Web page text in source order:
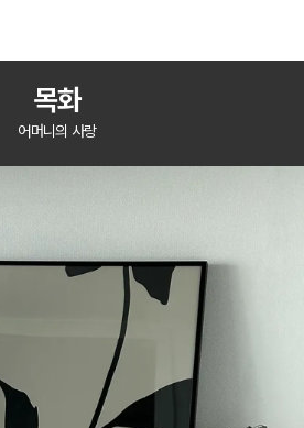
목화
어머니의 사랑